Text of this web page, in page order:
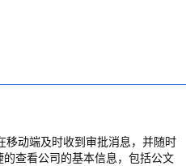
移动端及时收到审批消息，并随时
查看公司的基本信息，包括公文